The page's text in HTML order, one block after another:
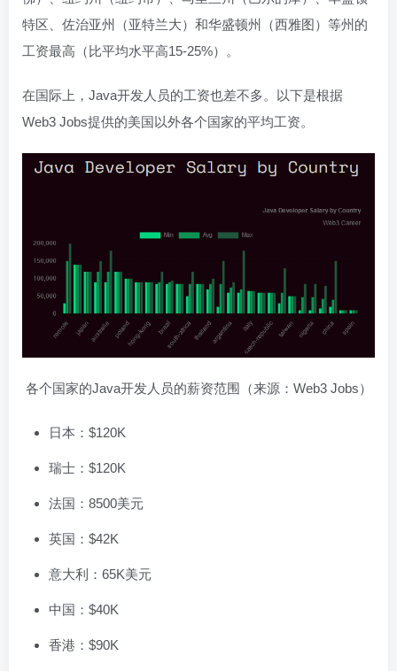
特区、佐治亚州（亚特兰大）和华盛顿州（西雅图）等州的
工资最高（比平均水平高15-25%）。
在国际上，Java开发人员的工资也差不多。以下是根据
Web3 Jobs提供的美国以外各个国家的平均工资。
各个国家的Java开发人员的薪资范围（来源：Web3 Jobs）
日本：$120K
瑞士：$120K
法国：8500美元
英国：$42K
意大利：65K美元
中国：$40K
香港：$90K